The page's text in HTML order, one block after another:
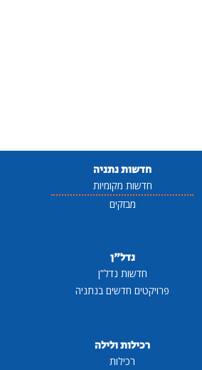
חדשות נתניה
חדשות מקומיות
מבזקים
נדל"ן
חדשות נדל"ן
פרויקטים חדשים בנתניה
רכילות ולילה
רכילות